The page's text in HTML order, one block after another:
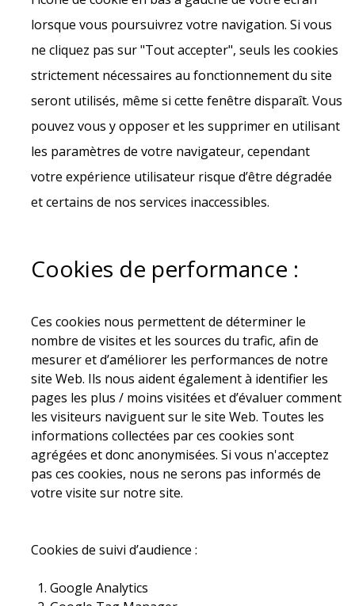
lorsque vous poursuivrez votre navigation. Si vous
ne cliquez pas sur "Tout accepter", seuls les cookies
strictement nécessaires au fonctionnement du site
seront utilisés, même si cette fenêtre disparaît. Vous
pouvez vous y opposer et les supprimer en utilisant
les paramètres de votre navigateur, cependant
votre expérience utilisateur risque d’être dégradée
et certains de nos services inaccessibles.
Cookies de performance :
Ces cookies nous permettent de déterminer le
nombre de visites et les sources du trafic, afin de
mesurer et d’améliorer les performances de notre
site Web. Ils nous aident également à identifier les
pages les plus / moins visitées et d’évaluer comment
les visiteurs naviguent sur le site Web. Toutes les
informations collectées par ces cookies sont
agrégées et donc anonymisées. Si vous n'acceptez
pas ces cookies, nous ne serons pas informés de
votre visite sur notre site.
Cookies de suivi d’audience :
Google Analytics